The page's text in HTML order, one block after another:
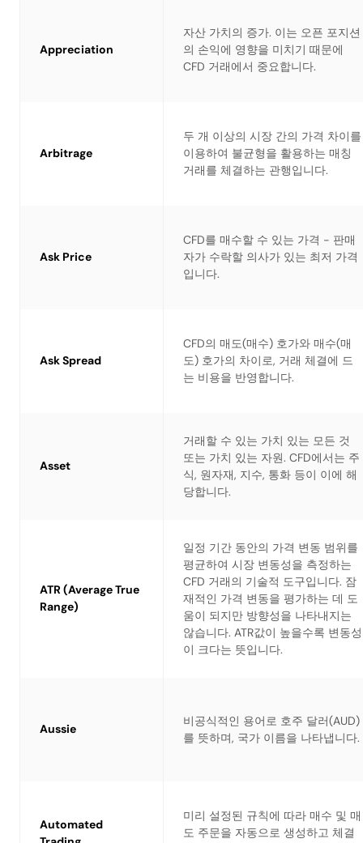
Appreciation
자산 가치의 증가. 이는 오픈 포지션
의 손익에 영향을 미치기 때문에
CFD 거래에서 중요합니다.
Arbitrage
두 개 이상의 시장 간의 가격 차이를
이용하여 불균형을 활용하는 매칭
거래를 체결하는 관행입니다.
Ask Price
CFD를 매수할 수 있는 가격 - 판매
자가 수락할 의사가 있는 최저 가격
입니다.
Ask Spread
CFD의 매도(매수) 호가와 매수(매
도) 호가의 차이로, 거래 체결에 드
는 비용을 반영합니다.
Asset
거래할 수 있는 가치 있는 모든 것
또는 가치 있는 자원. CFD에서는 주
식, 원자재, 지수, 통화 등이 이에 해
당합니다.
ATR (Average True
Range)
일정 기간 동안의 가격 변동 범위를
평균하여 시장 변동성을 측정하는
CFD 거래의 기술적 도구입니다. 잠
재적인 가격 변동을 평가하는 데 도
움이 되지만 방향성을 나타내지는
않습니다. ATR값이 높을수록 변동성
이 크다는 뜻입니다.
Aussie
비공식적인 용어로 호주 달러(AUD)
를 뜻하며, 국가 이름을 나타냅니다.
Automated
미리 설정된 규칙에 따라 매수 및 매
도 주문을 자동으로 생성하고 체결